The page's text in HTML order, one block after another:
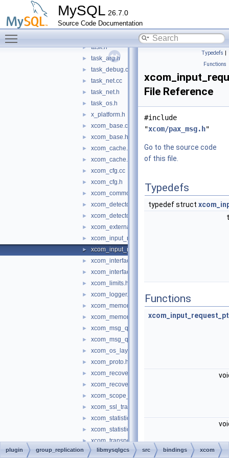
MySQL 26.7.0
Source Code Documentation
► synode_no.cc
► synode_no.h
► task.h
► task_arg.h
► task_debug.cc
► task_net.cc
► task_net.h
► task_os.h
► x_platform.h
► xcom_base.cc
► xcom_base.h
► xcom_cache.cc
► xcom_cache.h
► xcom_cfg.cc
► xcom_cfg.h
► xcom_common.h
► xcom_detector.cc
► xcom_detector.h
► xcom_externals.h
► xcom_input_request.cc
► xcom_input_request.h
► xcom_interface.cc
► xcom_interface.h
► xcom_limits.h
► xcom_logger.h
► xcom_memory.cc
► xcom_memory.h
► xcom_msg_queue.cc
► xcom_msg_queue.h
► xcom_os_layer.h
► xcom_proto.h
► xcom_recover.cc
► xcom_recover.h
► xcom_scope_guard.h
► xcom_ssl_transport.h
► xcom_statistics.cc
► xcom_statistics.h
► xcom_transport.cc
► xcom_transport.h
Typedefs |
Functions
File Reference
#include
"xcom/pax_msg.h"
Go to the source code
of this file.
Typedefs
typedef struct
Functions
plugin group_replication libmysqlgcs src bindings xcom